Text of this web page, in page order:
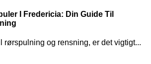
I Fredericia: Din Guide Til
rørspulning og rensning, er det vigtigt...